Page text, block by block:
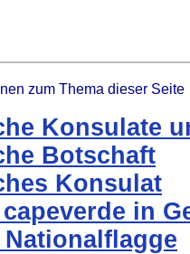
zum Thema dieser Seite
Konsulate
Botschaft
Konsulat
in
Nationalflagge